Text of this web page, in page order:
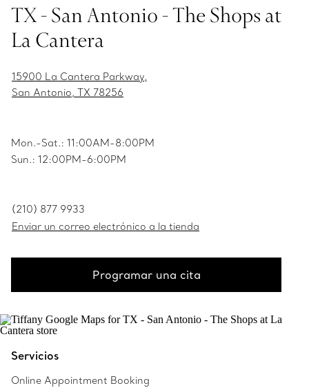
TX - San Antonio - The Shops at
La Cantera
15900 La Cantera Parkway,
San Antonio, TX 78256
Mon.-Sat.: 11:00AM-8:00PM
Sun.: 12:00PM-6:00PM
(210) 877 9933
Enviar un correo electrónico a la tienda
Programar una cita
Servicios
Online Appointment Booking